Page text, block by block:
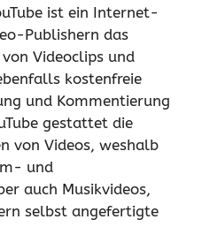
ist ein Internet-
Publishern das
Videoclips und
kostenfreie
und Kommentierung
gestattet die
von Videos, weshalb
und
auch Musikvideos,
selbst angefertigte